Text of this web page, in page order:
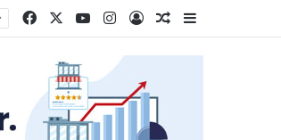
FacebookYouTubeInstagram
Kayıt OlRastgele Makale
Kenar